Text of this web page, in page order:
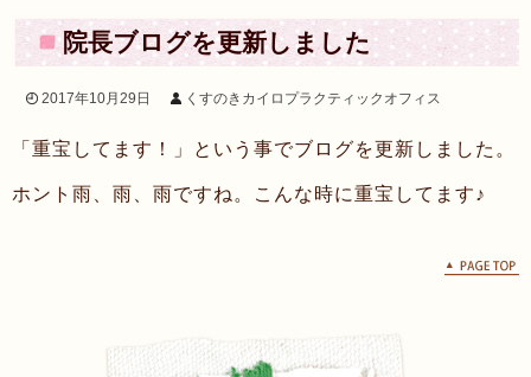
院長ブログを更新しました
2017年10月29日 くすのきカイロプラクティックオフィス
「重宝してます！」という事でブログを更新しました。
ホント雨、雨、雨ですね。こんな時に重宝してます♪